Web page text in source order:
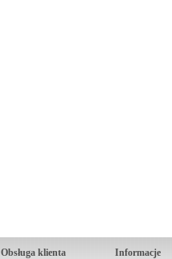
Obsługa klienta
Informacje